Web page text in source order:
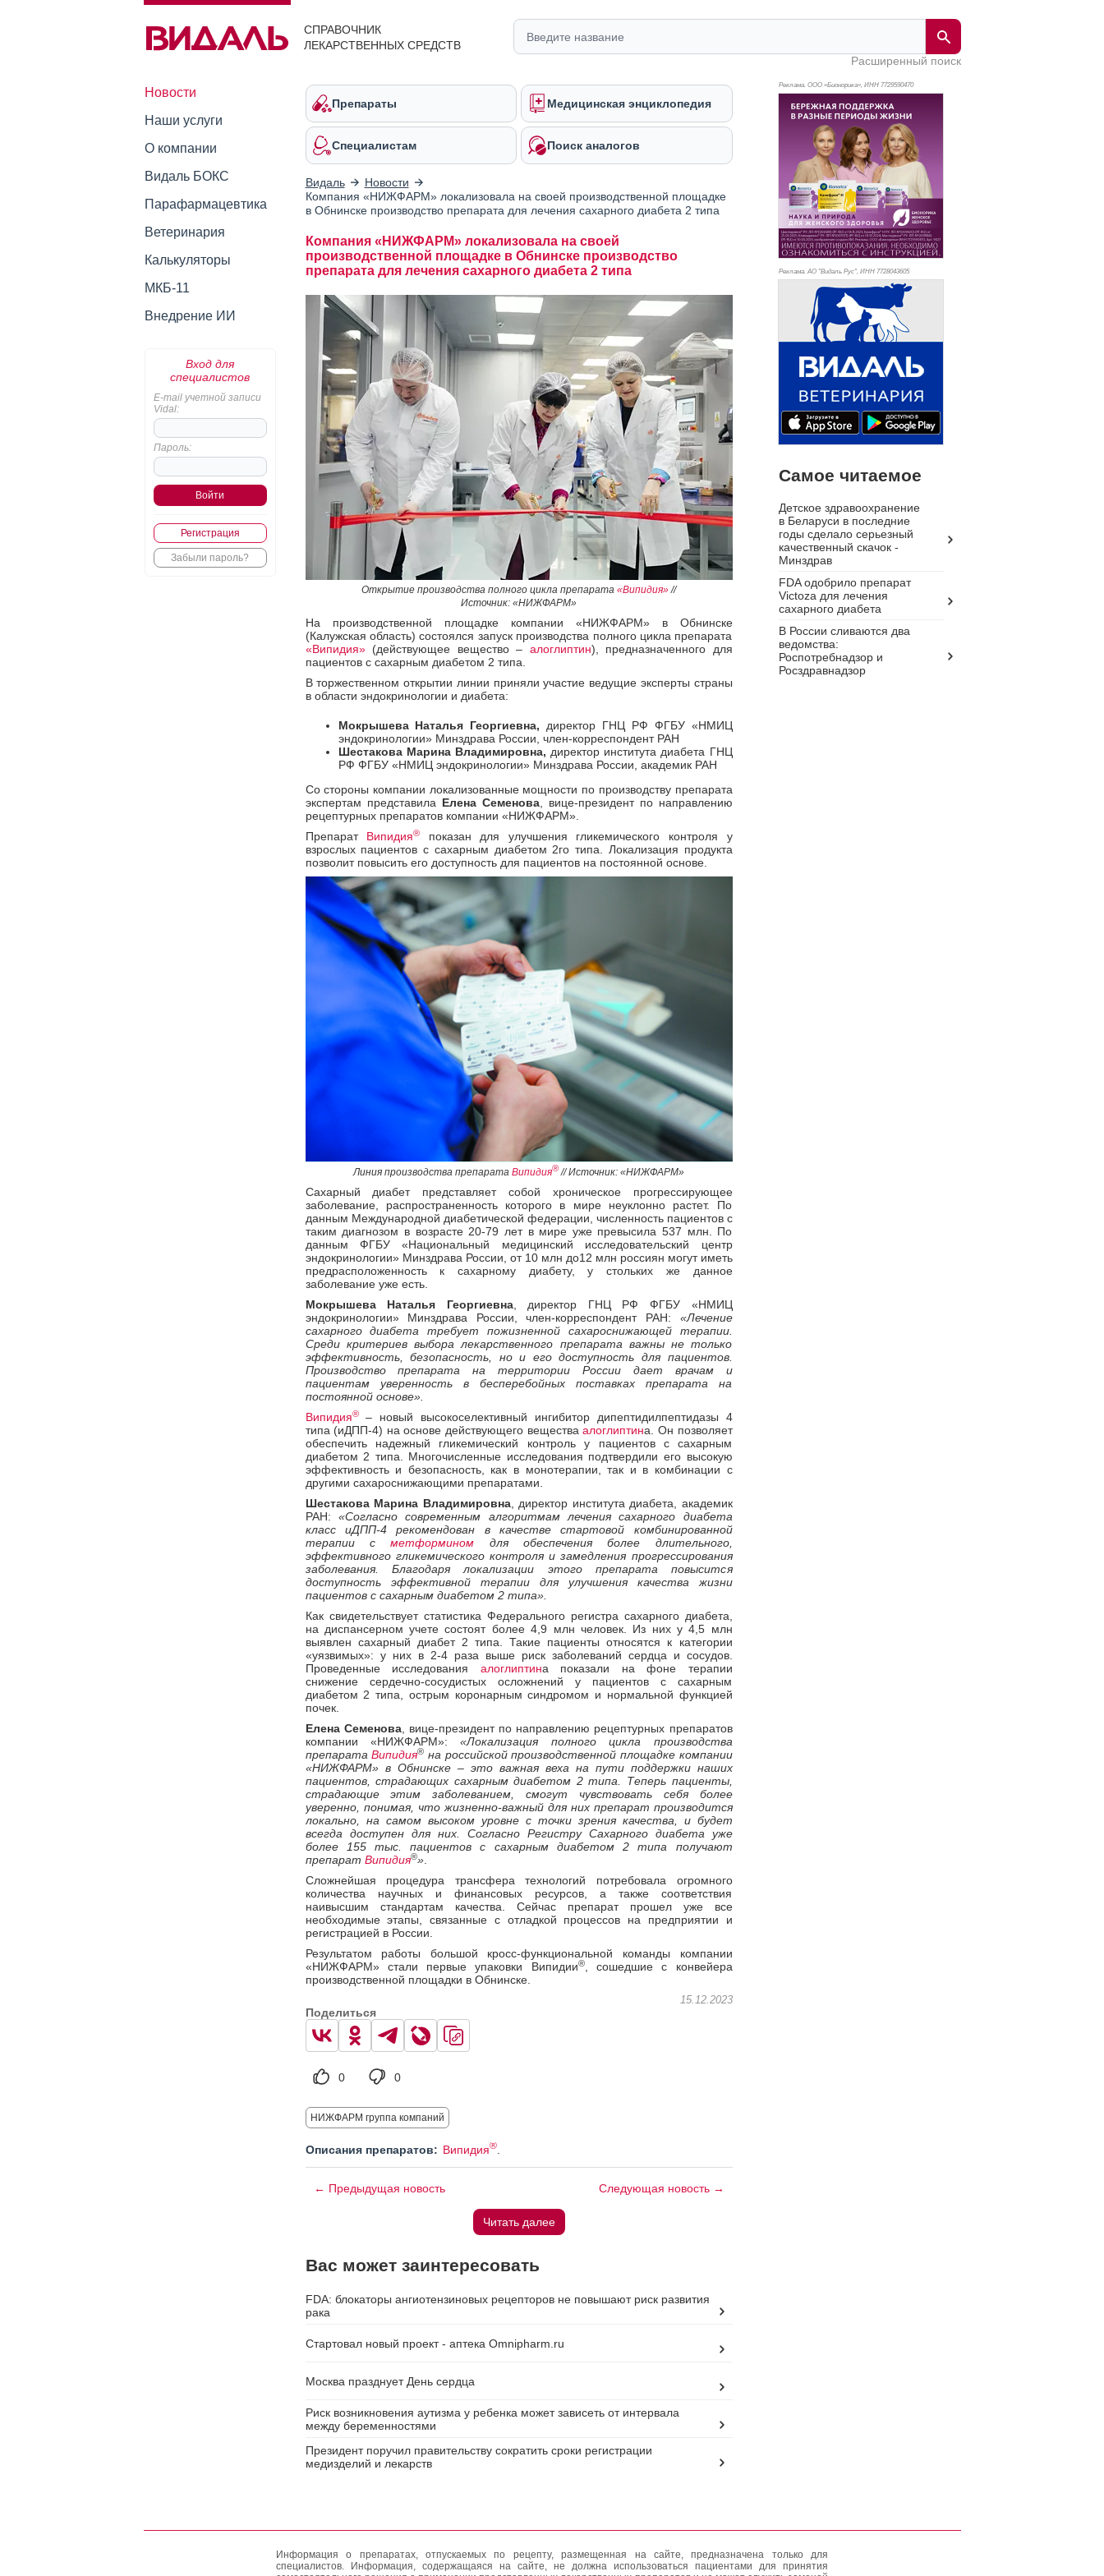
СПРАВОЧНИК
ЛЕКАРСТВЕННЫХ СРЕДСТВ
Расширенный поиск
Новости
Наши услуги
О компании
Видаль БОКС
Парафармацевтика
Ветеринария
Калькуляторы
МКБ-11
Внедрение ИИ
Вход для
специалистов
E-mail учетной записи
Vidal:
Пароль:
Регистрация
Забыли пароль?
Препараты Медицинская энциклопедия
Специалистам Поиск аналогов
Видаль
Новости
Компания «НИЖФАРМ» локализовала на своей производственной площадке
в Обнинске производство препарата для лечения сахарного диабета 2 типа
Компания «НИЖФАРМ» локализовала на своей
производственной площадке в Обнинске производство
препарата для лечения сахарного диабета 2 типа
Открытие производства полного цикла препарата «Випидия»//
Источник: «НИЖФАРМ»
На производственной площадке компании «НИЖФАРМ» в Обнинске
(Калужская область) состоялся запуск производства полного цикла препарата
«Випидия»(действующее вещество – алоглиптин), предназначенного для
пациентов с сахарным диабетом 2 типа.
В торжественном открытии линии приняли участие ведущие эксперты страны
в области эндокринологии и диабета:
Мокрышева Наталья Георгиевна, директор ГНЦ РФ ФГБУ «НМИЦ
эндокринологии» Минздрава России, член-корреспондент РАН
Шестакова Марина Владимировна, директор института диабета ГНЦ
РФ ФГБУ «НМИЦ эндокринологии» Минздрава России, академик РАН
Со стороны компании локализованные мощности по производству препарата
экспертам представила Елена Семенова,
вице-президент по направлению
рецептурных препаратов компании «НИЖФАРМ».
Препарат Випидия®
показан для улучшения гликемического контроля у
взрослых пациентов с сахарным диабетом 2го типа. Локализация продукта
позволит повысить его доступность для пациентов на постоянной основе.
Линия производства препарата Випидия®// Источник: «НИЖФАРМ»
Сахарный диабет представляет собой хроническое прогрессирующее
заболевание, распространенность которого в мире неуклонно растет. По
данным Международной диабетической федерации, численность пациентов с
таким диагнозом в возрасте 20-79 лет в мире уже превысила 537 млн. По
данным ФГБУ «Национальный медицинский исследовательский центр
эндокринологии» Минздрава России, от 10 млн до12 млн россиян могут иметь
предрасположенность к сахарному диабету, у стольких же данное
заболевание уже есть.
Мокрышева Наталья Георгиевна, директор ГНЦ РФ ФГБУ «НМИЦ
эндокринологии» Минздрава России, член-корреспондент РАН:
«Лечение
сахарного диабета требует пожизненной сахароснижающей терапии.
Среди критериев выбора лекарственного препарата важны не только
эффективность, безопасность, но и его доступность для пациентов.
Производство препарата на территории России дает врачам и
пациентам уверенность в бесперебойных поставках препарата на
постоянной основе».
Випидия®– новый высокоселективный ингибитор дипептидилпептидазы 4
типа (иДПП-4) на основе действующего веществаалоглиптина. Он позволяет
обеспечить надежный гликемический контроль у пациентов с сахарным
диабетом 2 типа. Многочисленные исследования подтвердили его высокую
эффективность и безопасность, как в монотерапии, так и в комбинации с
другими сахароснижающими препаратами.
Шестакова Марина Владимировна, директор института диабета, академик
РАН: «Согласно современным алгоритмам лечения сахарного диабета
класс иДПП-4 рекомендован в качестве стартовой комбинированной
терапии сметформином для обеспечения более длительного,
эффективного гликемического контроля и замедления прогрессирования
заболевания. Благодаря локализации этого препарата повысится
доступность эффективной терапии для улучшения качества жизни
пациентов с сахарным диабетом 2 типа».
Как свидетельствует статистика Федерального регистра сахарного диабета,
на диспансерном учете состоят более 4,9 млн человек. Из них у 4,5 млн
выявлен сахарный диабет 2 типа. Такие пациенты относятся к категории
«уязвимых»: у них в 2-4 раза выше риск заболеваний сердца и сосудов.
Проведенные исследования алоглиптина показали на фоне терапии
снижение сердечно-сосудистых осложнений у пациентов с сахарным
диабетом 2 типа, острым коронарным синдромом и нормальной функцией
почек.
Елена Семенова, вице-президент по направлению рецептурных препаратов
компании «НИЖФАРМ»:
«Локализация полного цикла производства
препаратаВипидия® на российской производственной площадке компании
«НИЖФАРМ» в Обнинске – это важная веха на пути поддержки наших
пациентов, страдающих сахарным диабетом 2 типа. Теперь пациенты,
страдающие этим заболеванием, смогут чувствовать себя более
уверенно, понимая, что жизненно-важный для них препарат производится
локально, на самом высоком уровне с точки зрения качества, и будет
всегда доступен для них. Согласно Регистру Сахарного диабета уже
более 155 тыс. пациентов с сахарным диабетом 2 типа получают
препарат Випидия®».
Сложнейшая процедура трансфера технологий потребовала огромного
количества научных и финансовых ресурсов, а также соответствия
наивысшим стандартам качества. Сейчас препарат прошел уже все
необходимые этапы, связанные с отладкой процессов на предприятии и
регистрацией в России.
Результатом работы большой кросс-функциональной команды компании
«НИЖФАРМ» стали первые упаковки Випидии®, сошедшие с конвейера
производственной площадки в Обнинске.
15.12.2023
Поделиться
0 0
НИЖФАРМ группа компаний
Описания препаратов: Випидия®.
← Предыдущая новость Следующая новость →
Читать далее
Вас может заинтересовать
FDA: блокаторы ангиотензиновых рецепторов не повышают риск развития
рака
Стартовал новый проект - аптека Omnipharm.ru
Москва празднует День сердца
Риск возникновения аутизма у ребенка может зависеть от интервала
между беременностями
Президент поручил правительству сократить сроки регистрации
медизделий и лекарств
Реклама. ООО «Бионорика», ИНН 7729590470
Реклама. АО "Видаль Рус", ИНН 7728043605
Самое читаемое
Детское здравоохранение
в Беларуси в последние
годы сделало серьезный
качественный скачок -
Минздрав
FDA одобрило препарат
Victoza для лечения
сахарного диабета
В России сливаются два
ведомства:
Роспотребнадзор и
Росздравнадзор
Информация о препаратах, отпускаемых по рецепту, размещенная на сайте, предназначена только для
специалистов. Информация, содержащаяся на сайте, не должна использоваться пациентами для принятия